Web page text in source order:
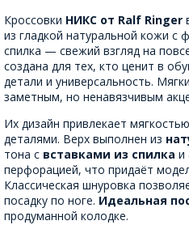
Кроссовки НИКС от Ralf Ringer
из гладкой натуральной кожи с
спилка — свежий взгляд на
создана для тех, кто ценит в
детали и универсальность.
заметным, но ненавязчивым
Их дизайн привлекает
деталями. Верх выполнен из
тона с вставками из спилка и
перфорацией, что придаёт
Классическая шнуровка
посадку по ноге. Идеальная
продуманной колодке.